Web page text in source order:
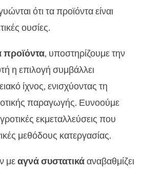
ότι τα προϊόντα είναι
ουσίες.
προϊόντα, υποστηρίζουμε την
η επιλογή συμβάλλει
ίχνος, ενισχύοντας τη
παραγωγής. Ευνοούμε
εκμεταλλεύσεις που
μεθόδους κατεργασίας.
μεαγνά συστατικάαναβαθμίζει